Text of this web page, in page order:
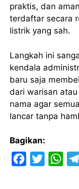
praktis, dan
terdaftar secara
listrik yang sah.
Langkah ini
kendala
baru saja
dari warisan
nama agar
lancar tanpa
Bagikan:
W